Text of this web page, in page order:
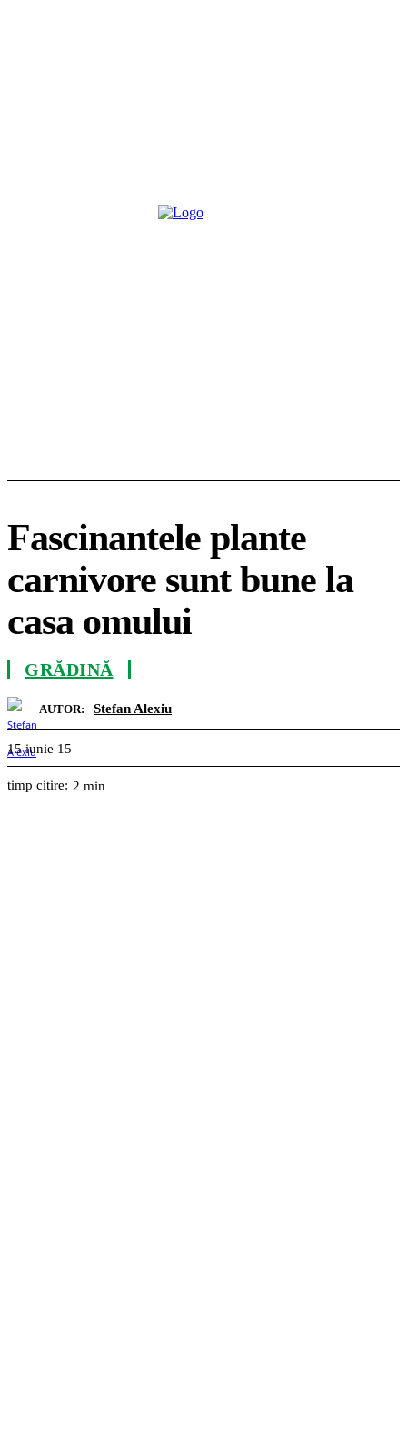
Fascinantele plante
carnivore sunt bune la
casa omului
GRĂDINĂ
AUTOR: Stefan Alexiu
15 iunie 15
timp citire: 2 min